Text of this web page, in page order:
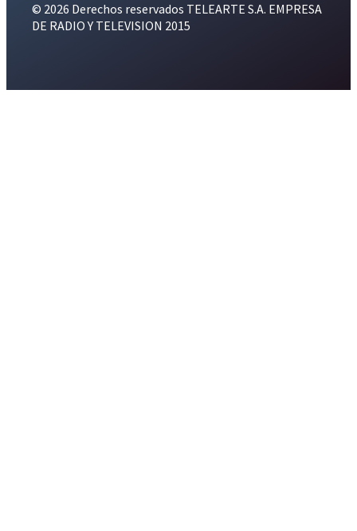
© 2026 Derechos reservados TELEARTE S.A. EMPRESA
DE RADIO Y TELEVISION 2015